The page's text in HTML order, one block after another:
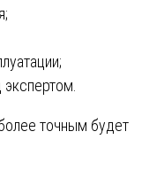
точным будет